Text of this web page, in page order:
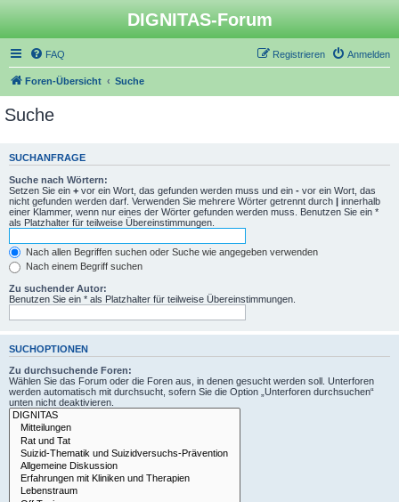
DIGNITAS-Forum
FAQ Anmelden
Registrieren
Foren-Übersicht Suche
Suche
SUCHANFRAGE
Suche nach Wörtern:
Setzen Sie ein + vor ein Wort, das gefunden werden muss und ein - vor ein Wort, das
nicht gefunden werden darf. Verwenden Sie mehrere Wörter getrennt durch | innerhalb
einer Klammer, wenn nur eines der Wörter gefunden werden muss. Benutzen Sie ein *
als Platzhalter für teilweise Übereinstimmungen.
Nach allen Begriffen suchen oder Suche wie angegeben verwenden
Nach einem Begriff suchen
Zu suchender Autor:
Benutzen Sie ein * als Platzhalter für teilweise Übereinstimmungen.
SUCHOPTIONEN
Zu durchsuchende Foren:
Wählen Sie das Forum oder die Foren aus, in denen gesucht werden soll. Unterforen
werden automatisch mit durchsucht, sofern Sie die Option „Unterforen durchsuchen“
unten nicht deaktivieren.